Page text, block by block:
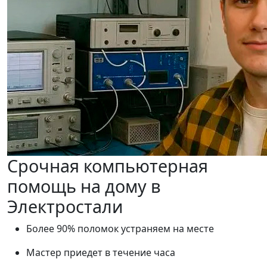
Срочная компьютерная
помощь на дому в
Электростали
Более 90% поломок устраняем на месте
Мастер приедет в течение часа